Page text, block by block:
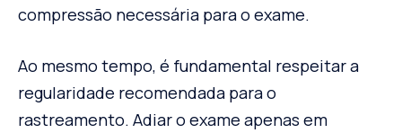
compressão necessária para o exame.
Ao mesmo tempo, é fundamental respeitar a
regularidade recomendada para o
rastreamento. Adiar o exame apenas em